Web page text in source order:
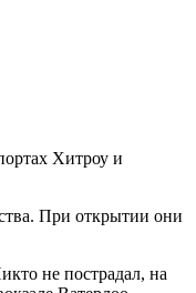
Хитроу и
При открытии они
не пострадал, на